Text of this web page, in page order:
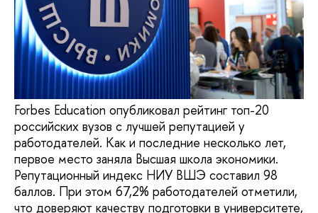
Forbes Education опубликовал рейтинг топ-20
российских вузов с лучшей репутацией у
работодателей. Как и последние несколько лет,
первое место заняла Высшая школа экономики.
Репутационный индекс НИУ ВШЭ составил 98
баллов. При этом 67,2% работодателей отметили,
что доверяют качеству подготовки в университете,